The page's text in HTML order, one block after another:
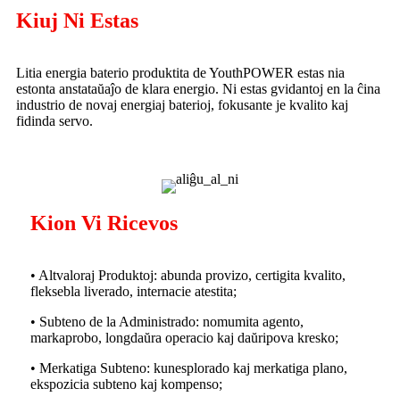
Kiuj Ni Estas
Litia energia baterio produktita de YouthPOWER estas nia
estonta anstataŭaĵo de klara energio. Ni estas gvidantoj en la ĉina
industrio de novaj energiaj baterioj, fokusante je kvalito kaj
fidinda servo.
Kion Vi Ricevos
• Altvaloraj Produktoj: abunda provizo, certigita kvalito,
fleksebla liverado, internacie atestita;
• Subteno de la Administrado: nomumita agento,
markaprobo, longdaŭra operacio kaj daŭripova kresko;
• Merkatiga Subteno: kunesplorado kaj merkatiga plano,
ekspozicia subteno kaj kompenso;